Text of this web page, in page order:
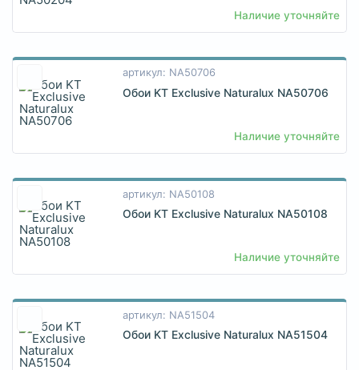
Наличие уточняйте
артикул: NA50706
Обои KT Exclusive Naturalux NA50706
Наличие уточняйте
артикул: NA50108
Обои KT Exclusive Naturalux NA50108
Наличие уточняйте
артикул: NA51504
Обои KT Exclusive Naturalux NA51504